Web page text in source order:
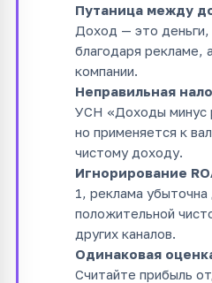
Путаница между
Доход — это деньги,
благодаря рекламе,
компании.
Неправильная
УСН «Доходы минус
но применяется к
чистому доходу.
Игнорирование
1, реклама
положительной
других каналов.
Одинаковая
Считайте прибыль